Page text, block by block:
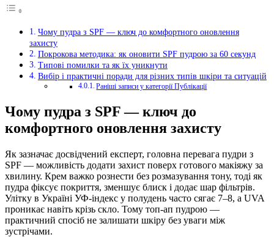
Чому пудра з SPF — ключ до комфортного оновлення
захисту
Покрокова методика: як оновити SPF пудрою за 60 секунд
Типові помилки та як їх уникнути
Вибір і практичні поради для різних типів шкіри та ситуацій
Раніші записи у категорії Публікації
Чому пудра з SPF — ключ до
комфортного оновлення захисту
Як зазначає досвідчений експерт, головна перевага пудри з
SPF — можливість додати захист поверх готового макіяжу за
хвилину. Крем важко рознести без розмазування тону, тоді як
пудра фіксує покриття, зменшує блиск і додає шар фільтрів.
Улітку в Україні УФ-індекс у полудень часто сягає 7–8, а UVA
проникає навіть крізь скло. Тому топ-ап пудрою —
практичний спосіб не залишати шкіру без уваги між
зустрічами.